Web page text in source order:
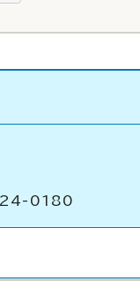
0180